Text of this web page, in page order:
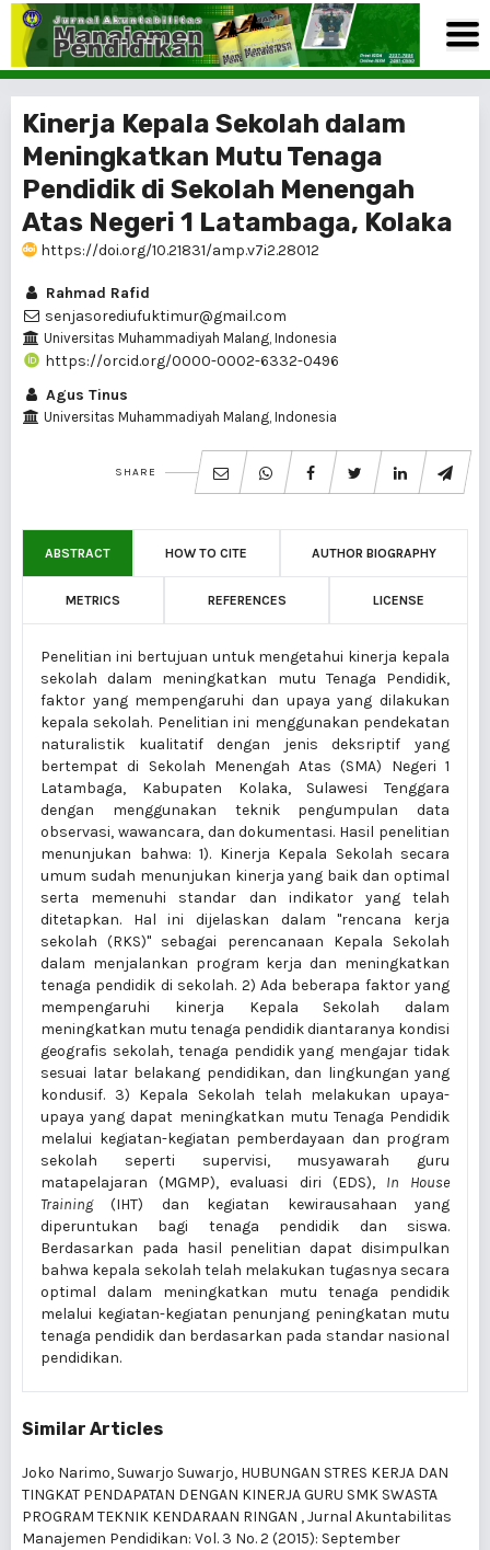
Kinerja Kepala Sekolah dalam
Meningkatkan Mutu Tenaga
Pendidik di Sekolah Menengah
Atas Negeri 1 Latambaga, Kolaka
https://doi.org/10.21831/amp.v7i2.28012
Rahmad Rafid
senjasorediufuktimur@gmail.com
Universitas Muhammadiyah Malang, Indonesia
https://orcid.org/0000-0002-6332-0496
Agus Tinus
Universitas Muhammadiyah Malang, Indonesia
SHARE
ABSTRACT HOW TO CITE AUTHOR BIOGRAPHY
METRICS REFERENCES LICENSE
Penelitian ini bertujuan untuk mengetahui kinerja kepala
sekolah dalam meningkatkan mutu Tenaga Pendidik,
faktor yang mempengaruhi dan upaya yang dilakukan
kepala sekolah. Penelitian ini menggunakan pendekatan
naturalistik kualitatif dengan jenis deksriptif yang
bertempat di Sekolah Menengah Atas (SMA) Negeri 1
Latambaga, Kabupaten Kolaka, Sulawesi Tenggara
dengan menggunakan teknik pengumpulan data
observasi, wawancara, dan dokumentasi. Hasil penelitian
menunjukan bahwa: 1). Kinerja Kepala Sekolah secara
umum sudah menunjukan kinerja yang baik dan optimal
serta memenuhi standar dan indikator yang telah
ditetapkan. Hal ini dijelaskan dalam "rencana kerja
sekolah (RKS)" sebagai perencanaan Kepala Sekolah
dalam menjalankan program kerja dan meningkatkan
tenaga pendidik di sekolah. 2) Ada beberapa faktor yang
mempengaruhi kinerja Kepala Sekolah dalam
meningkatkan mutu tenaga pendidik diantaranya kondisi
geografis sekolah, tenaga pendidik yang mengajar tidak
sesuai latar belakang pendidikan, dan lingkungan yang
kondusif. 3) Kepala Sekolah telah melakukan upaya-
upaya yang dapat meningkatkan mutu Tenaga Pendidik
melalui kegiatan-kegiatan pemberdayaan dan program
sekolah seperti supervisi, musyawarah guru
matapelajaran (MGMP), evaluasi diri (EDS), In House
Training(IHT) dan kegiatan kewirausahaan yang
diperuntukan bagi tenaga pendidik dan siswa.
Berdasarkan pada hasil penelitian dapat disimpulkan
bahwa kepala sekolah telah melakukan tugasnya secara
optimal dalam meningkatkan mutu tenaga pendidik
melalui kegiatan-kegiatan penunjang peningkatan mutu
tenaga pendidik dan berdasarkan pada standar nasional
pendidikan.
Similar Articles
Joko Narimo, Suwarjo Suwarjo, HUBUNGAN STRES KERJA DAN
TINGKAT PENDAPATAN DENGAN KINERJA GURU SMK SWASTA
PROGRAM TEKNIK KENDARAAN RINGAN ,Jurnal Akuntabilitas
Manajemen Pendidikan: Vol. 3 No. 2 (2015): September